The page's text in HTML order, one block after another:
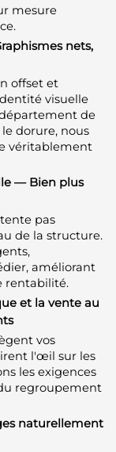
mesure
nets,
offset et
visuelle
de
dorure, nous
véritablement
— Bien plus
pas
de la structure.
améliorant
rentabilité.
et la vente au
vos
l'œil sur les
les exigences
regroupement
naturellement